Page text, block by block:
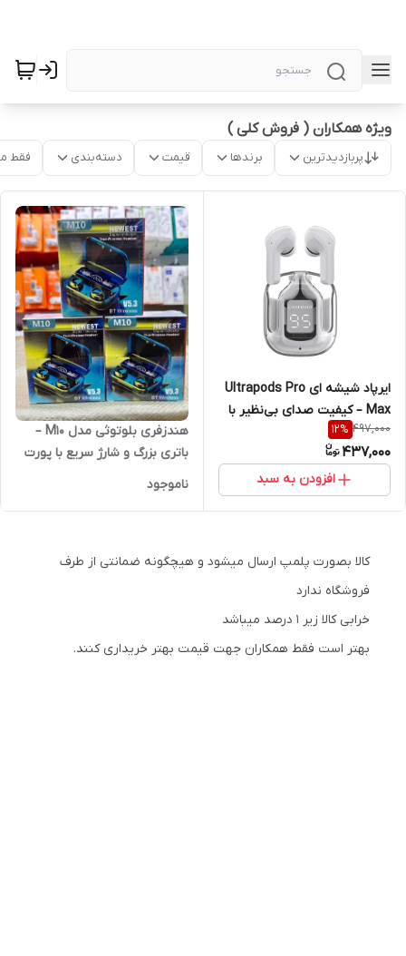
ویژه همکاران ( فروش کلی )
پربازدیدترین برندها قیمت دسته‌بندی فقط
ایرپاد شیشه ای Ultrapods Pro
Max – کیفیت صدای بی‌نظیر با
شارژ Type-C 🔊⚡
497,000
12%
437,000
افزودن به سبد
هندزفری بلوتوثی مدل M10 –
باتری بزرگ و شارژ سریع با پورت
تایپ سی ویژه همکار
ناموجود
کالا بصورت پلمپ ارسال میشود و هیچگونه ضمانتی از طرف
فروشگاه ندارد
خرابی کالا زیر 1 درصد میباشد
بهتر است فقط همکاران جهت قیمت بهتر خریداری کنند.